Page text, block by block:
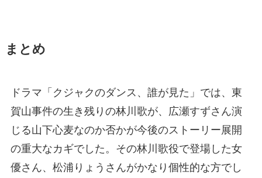
まとめ
ドラマ「クジャクのダンス、誰が見た」では、東
賀山事件の生き残りの林川歌が、広瀬すずさん演
じる山下心麦なのか否かが今後のストーリー展開
の重大なカギでした。その林川歌役で登場した女
優さん、松浦りょうさんがかなり個性的な方でし